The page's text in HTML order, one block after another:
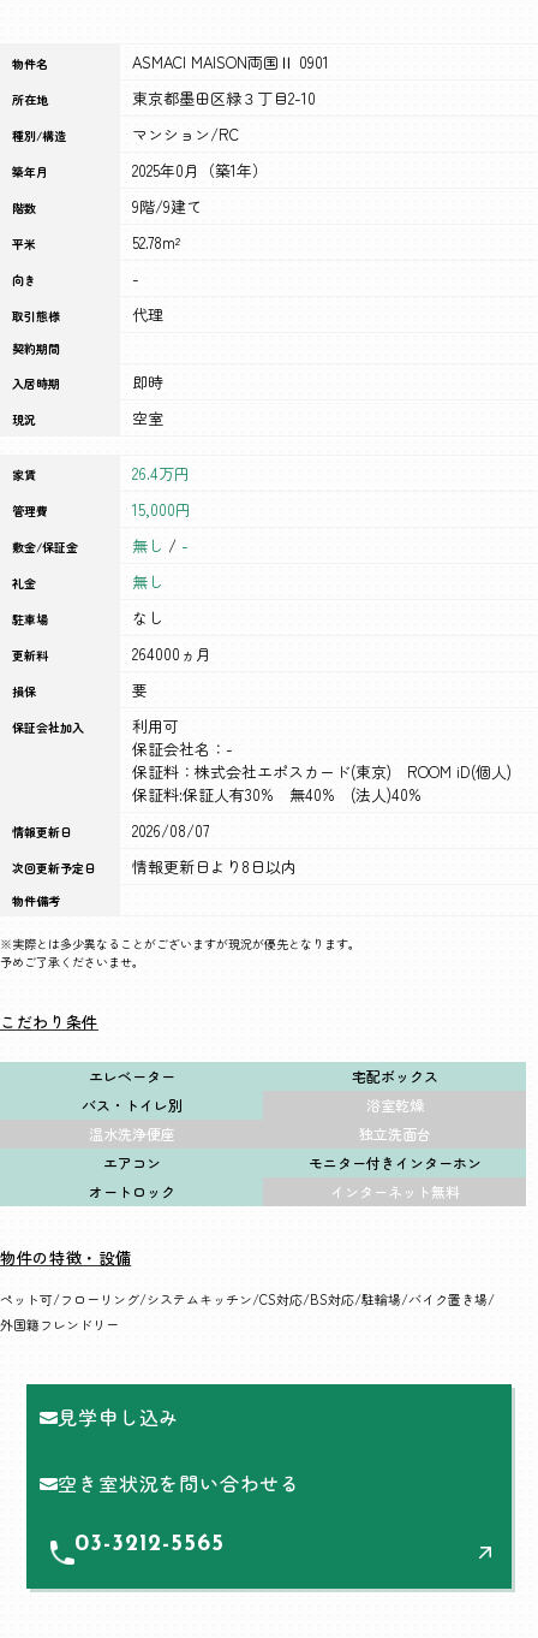
物件名 ASMACI MAISON両国Ⅱ 0901
所在地 東京都墨田区緑３丁目2-10
種別/構造 マンション/RC
築年月 2025年0月（築1年）
階数 9階/9建て
平米 52.78m²
向き -
取引態様 代理
契約期間
入居時期
即時
現況 空室
※実際とは多少異なることがございますが現況が優先となります。
予めご了承くださいませ。
家賃 26.4万円
管理費 15,000円
敷金/保証金 無し / -
礼金 無し
駐車場 なし
更新料 264000ヵ月
損保 要
保証会社加入
利用可
保証会社名：-
保証料：株式会社エポスカード(東京) ROOM iD(個人)
保証料:保証人有30% 無40% (法人)40%
情報更新日 2026/08/07
次回更新予定日 情報更新日より8日以内
物件備考
こだわり条件
エレベーター
宅配ボックス
バス・トイレ別
浴室乾燥
温水洗浄便座
独立洗面台
エアコン
モニター付きインターホン
オートロック
インターネット無料
物件の特徴・設備
ペット可 フローリング システムキッチン CS対応 BS対応 駐輪場 バイク置き場
外国籍フレンドリー
見学申し込み
空き室状況を問い合わせる
03-3212-5565